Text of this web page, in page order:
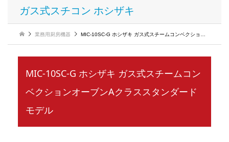
ガス式スチコン ホシザキ
業務用厨房機器 MIC-10SC-G ホシザキ ガス式スチームコンベクションオーブンAクラススタンダードモデル
MIC-10SC-G ホシザキ ガス式スチームコン
ベクションオーブンAクラススタンダード
モデル